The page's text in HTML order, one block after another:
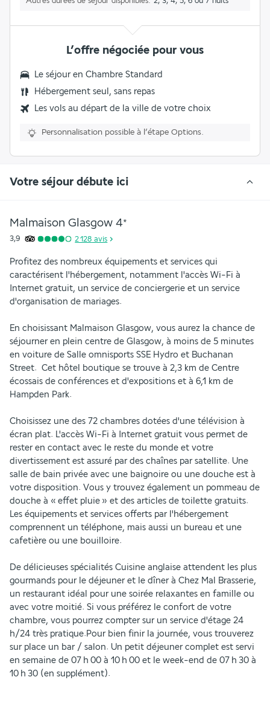
L’offre négociée pour vous
Le séjour en Chambre Standard
Hébergement seul, sans repas
Les vols au départ de la ville de votre choix
Personnalisation possible à l’étape Options.
Votre séjour débute ici
Malmaison Glasgow 4*
3,9 2 128 avis
Profitez des nombreux équipements et services qui
caractérisent l'hébergement, notamment l'accès Wi-Fi à
Internet gratuit, un service de conciergerie et un service
d'organisation de mariages.
En choisissant Malmaison Glasgow, vous aurez la chance de
séjourner en plein centre de Glasgow, à moins de 5 minutes
en voiture de Salle omnisports SSE Hydro et Buchanan
Street.  Cet hôtel boutique se trouve à 2,3 km de Centre
écossais de conférences et d'expositions et à 6,1 km de
Hampden Park.
Choisissez une des 72 chambres dotées d'une télévision à
écran plat. L'accès Wi-Fi à Internet gratuit vous permet de
rester en contact avec le reste du monde et votre
divertissement est assuré par des chaînes par satellite. Une
salle de bain privée avec une baignoire ou une douche est à
votre disposition. Vous y trouvez également un pommeau de
douche à « effet pluie » et des articles de toilette gratuits.
Les équipements et services offerts par l'hébergement
comprennent un téléphone, mais aussi un bureau et une
cafetière ou une bouilloire.
De délicieuses spécialités Cuisine anglaise attendent les plus
gourmands pour le déjeuner et le dîner à Chez Mal Brasserie,
un restaurant idéal pour une soirée relaxantes en famille ou
avec votre moitié. Si vous préférez le confort de votre
chambre, vous pourrez compter sur un service d'étage 24
h/24 très pratique.Pour bien finir la journée, vous trouverez
sur place un bar / salon. Un petit déjeuner complet est servi
en semaine de 07 h 00 à 10 h 00 et le week-end de 07 h 30 à
10 h 30 (en supplément).